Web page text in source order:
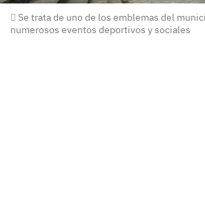
Se trata de uno de los emblemas del
numerosos eventos deportivos y sociales